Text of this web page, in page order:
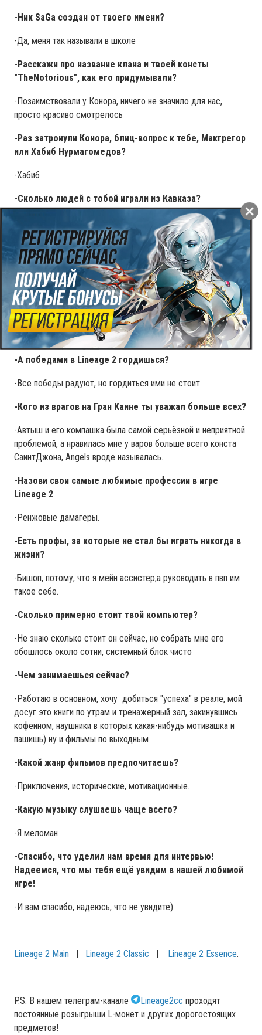
-Ник SaGa создан от твоего имени?
-Да, меня так называли в школе
-Расскажи про название клана и твоей консты
"TheNotorious", как его придумывали?
-Позаимствовали у Конора, ничего не значило для нас,
просто красиво смотрелось
-Раз затронули Конора, блиц-вопрос к тебе, Макгрегор
или Хабиб Нурмагомедов?
-Хабиб
-Сколько людей с тобой играли из Кавказа?
-Двоих точно помню
-В Дагестане очень много людей занимается боевым
видом спорта, ты чем-то увлекался?
-Кикбоксингом и тайским боксом занимался серьезно,
выступал и выигрывал турниры всякие, кубок России, кубок
мира, раньше гордился этим) сейчас понимаешь, что это ни
что, просто мусор и не стоит гордиться прошлыми
победами.
-А победами в Lineage 2 гордишься?
-Все победы радуют, но гордиться ими не стоит
-Кого из врагов на Гран Каине ты уважал больше всех?
-Автыш и его компашка была самой серьёзной и неприятной
проблемой, а нравилась мне у варов больше всего конста
СаинтДжона, Angels вроде называлась.
-Назови свои самые любимые профессии в игре
Lineage 2
-Ренжовые дамагеры.
-Есть профы, за которые не стал бы играть никогда в
жизни?
-Бишоп, потому, что я мейн ассистер,а руководить в пвп им
такое себе.
-Сколько примерно стоит твой компьютер?
-Не знаю сколько стоит он сейчас, но собрать мне его
обошлось около сотни, системный блок чисто
-Чем занимаешься сейчас?
-Работаю в основном, хочу добиться "успеха" в реале, мой
досуг это книги по утрам и тренажерный зал, закинувшись
кофеином, наушники в которых какая-нибудь мотивашка и
пашишь) ну и фильмы по выходным
-Какой жанр фильмов предпочитаешь?
-Приключения, исторические, мотивационные.
-Какую музыку слушаешь чаще всего?
-Я меломан
-Спасибо, что уделил нам время для интервью!
Надеемся, что мы тебя ещё увидим в нашей любимой
игре!
-И вам спасибо, надеюсь, что не увидите)
Lineage 2 Main | Lineage 2 Classic | Lineage 2 Essence.
P.S. В нашем телеграм-канале Lineage2cc проходят
постоянные розыгрыши L-монет и других дорогостоящих
предметов!